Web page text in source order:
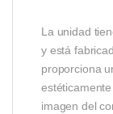
La unidad
y está
proporciona
imagen del